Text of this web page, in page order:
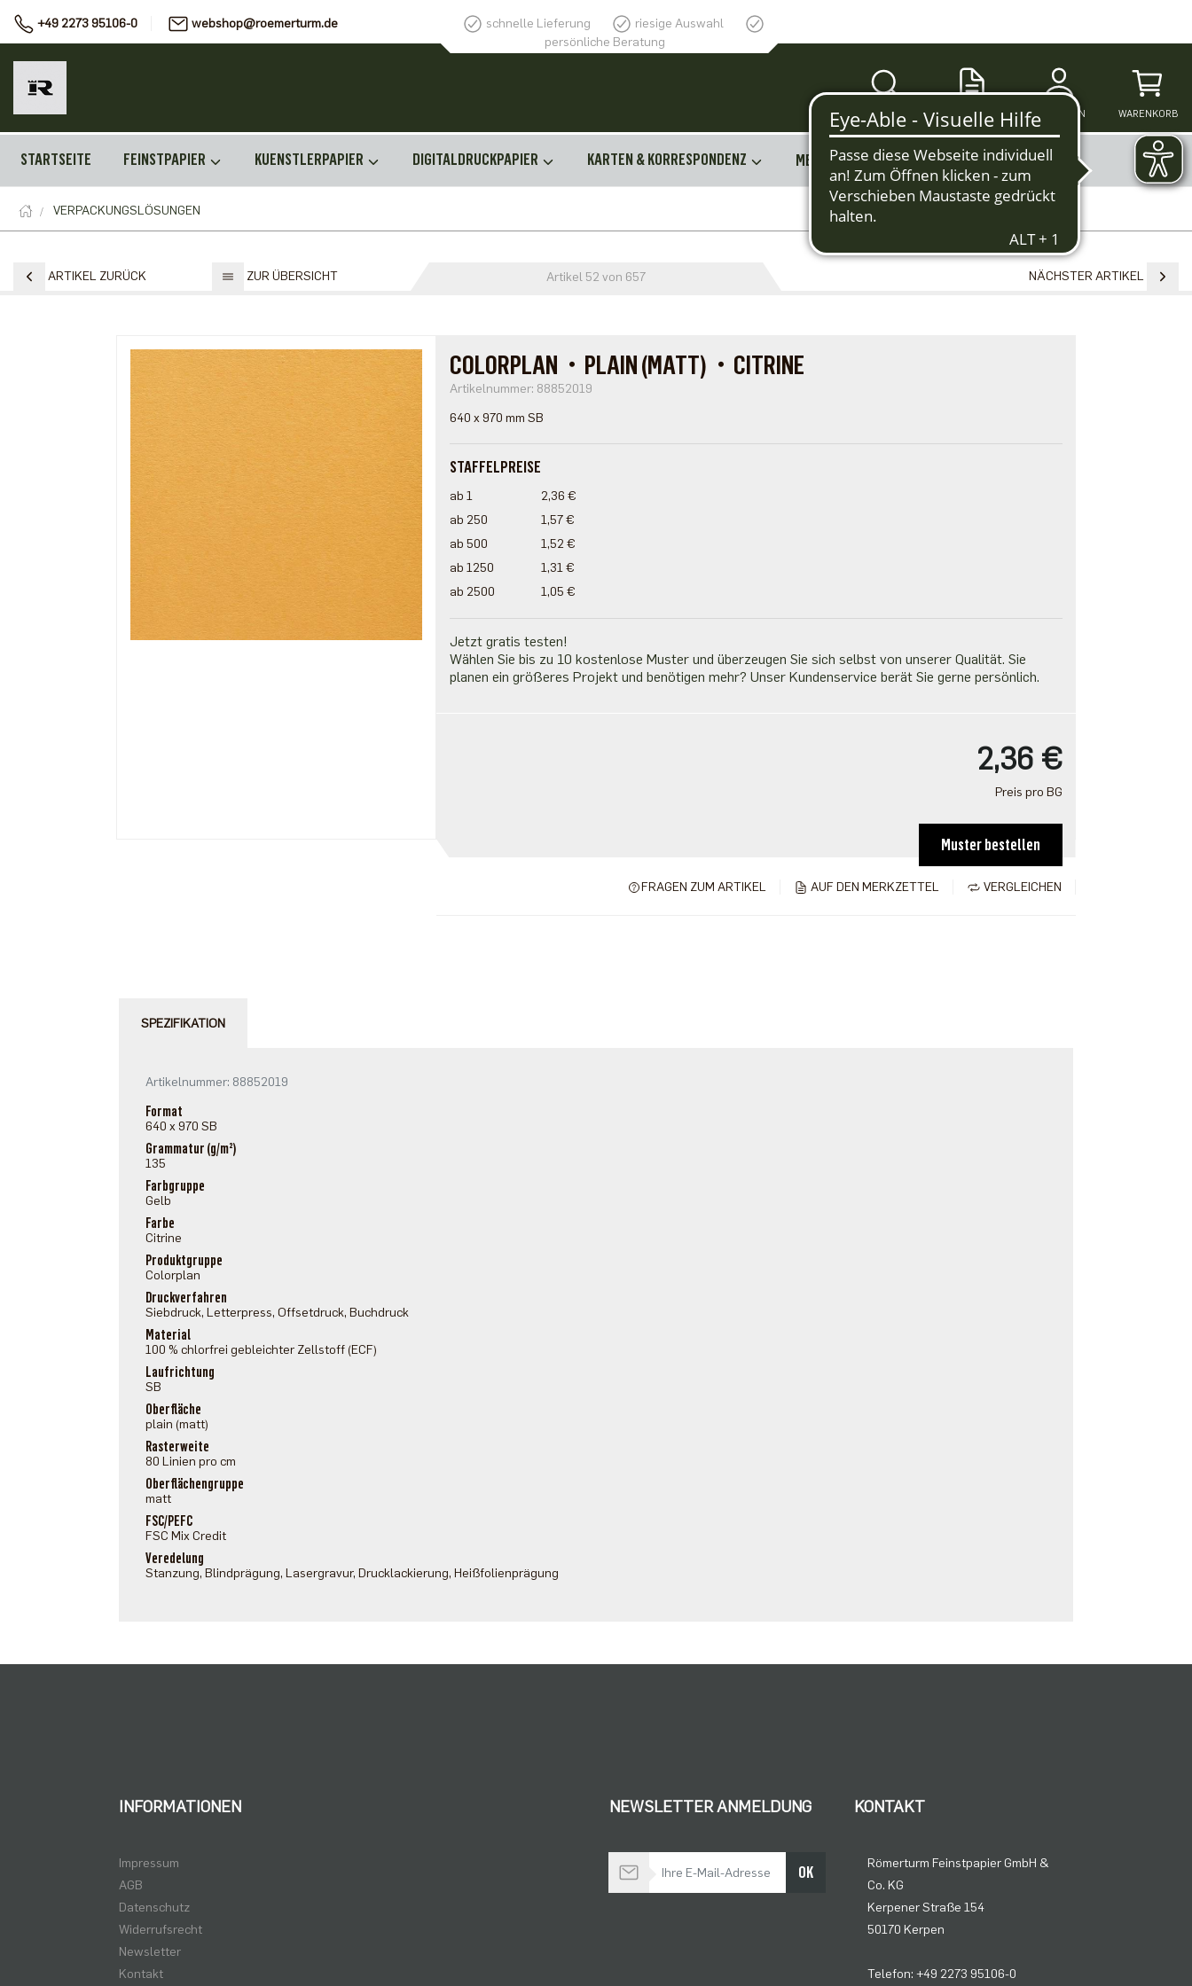
+49 2273 95106-0 webshop@roemerturm.de schnelle Lieferung
riesige Auswahl
persönliche Beratung
SUCHE MERKZETTEL ANMELDEN WARENKORB
STARTSEITE FEINSTPAPIER KUENSTLERPAPIER DIGITALDRUCKPAPIER KARTEN & KORRESPONDENZ MEHR
VERPACKUNGSLÖSUNGEN
ARTIKEL ZURÜCK ZUR ÜBERSICHT Artikel 52 von 657 NÄCHSTER ARTIKEL
COLORPLAN・PLAIN (MATT)・CITRINE
Artikelnummer: 88852019
640 x 970 mm SB
STAFFELPREISE
ab 1
2,36 €
ab 250
1,57 €
ab 500
1,52 €
ab 1250
1,31 €
ab 2500
1,05 €
Jetzt gratis testen!
Wählen Sie bis zu 10 kostenlose Muster und überzeugen Sie sich selbst von unserer Qualität. Sie
planen ein größeres Projekt und benötigen mehr? Unser Kundenservice berät Sie gerne persönlich.
2,36 €
Preis pro BG
Muster bestellen
VERGLEICHEN
AUF DEN MERKZETTEL
FRAGEN ZUM ARTIKEL
SPEZIFIKATION
Artikelnummer: 88852019
Format
640 x 970 SB
Grammatur (g/m²)
135
Farbgruppe
Gelb
Farbe
Citrine
Produktgruppe
Colorplan
Druckverfahren
Siebdruck, Letterpress, Offsetdruck, Buchdruck
Material
100 % chlorfrei gebleichter Zellstoff (ECF)
Laufrichtung
SB
Oberfläche
plain (matt)
Rasterweite
80 Linien pro cm
Oberflächengruppe
matt
FSC/PEFC
FSC Mix Credit
Veredelung
Stanzung, Blindprägung, Lasergravur, Drucklackierung, Heißfolienprägung
INFORMATIONEN
Impressum
AGB
Datenschutz
Widerrufsrecht
Newsletter
Kontakt
NEWSLETTER ANMELDUNG
Bleiben Sie auf dem Laufenden OK
KONTAKT
Römerturm Feinstpapier GmbH &
Co. KG
Kerpener Straße 154
50170 Kerpen
Telefon: +49 2273 95106-0